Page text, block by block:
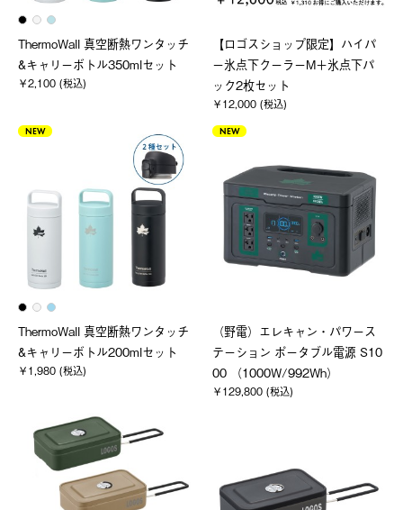
ThermoWall 真空断熱ワンタッチ
&キャリーボトル350mlセット
￥2,100 (税込)
【ロゴスショップ限定】ハイパ
ー氷点下クーラーM＋氷点下パ
ック2枚セット
￥12,000 (税込)
NEW
ThermoWall 真空断熱ワンタッチ
&キャリーボトル200mlセット
￥1,980 (税込)
NEW
（野電）エレキャン・パワース
テーション ポータブル電源 S10
00 （1000W/992Wh）
￥129,800 (税込)